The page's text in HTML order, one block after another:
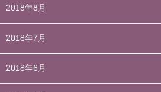
2018年8月
2018年7月
2018年6月